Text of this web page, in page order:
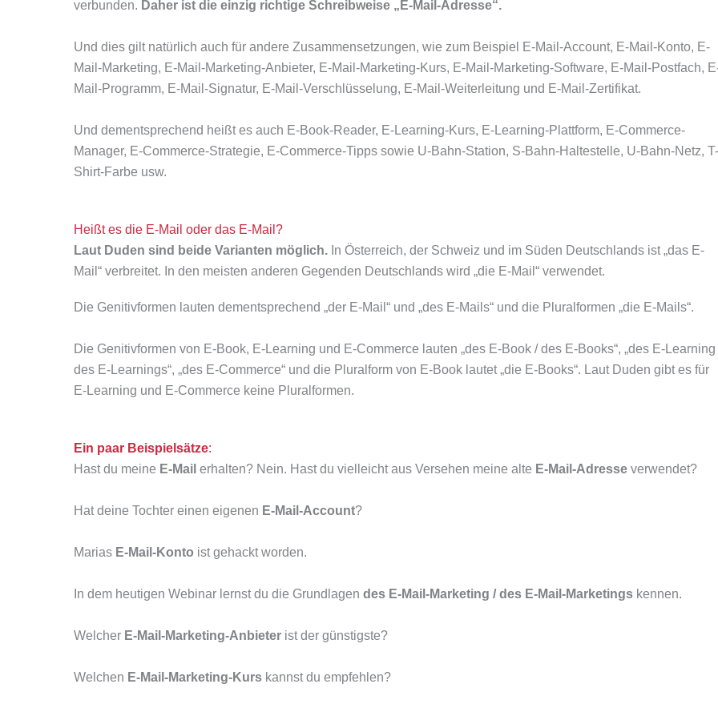
verbunden. Daher ist die einzig richtige Schreibweise „E-Mail-Adresse“.
Und dies gilt natürlich auch für andere Zusammensetzungen, wie zum Beispiel E-Mail-Account, E-Mail-Konto, E-
Mail-Marketing, E-Mail-Marketing-Anbieter, E-Mail-Marketing-Kurs, E-Mail-Marketing-Software, E-Mail-Postfach,
Mail-Programm, E-Mail-Signatur, E-Mail-Verschlüsselung, E-Mail-Weiterleitung und E-Mail-Zertifikat.
Und dementsprechend heißt es auch E-Book-Reader, E-Learning-Kurs, E-Learning-Plattform, E-Commerce-
Manager, E-Commerce-Strategie, E-Commerce-Tipps sowie U-Bahn-Station, S-Bahn-Haltestelle, U-Bahn-Netz, T-
Shirt-Farbe usw.
Heißt es die E-Mail oder das E-Mail?
Laut Duden sind beide Varianten möglich. In Österreich, der Schweiz und im Süden Deutschlands ist „das E-
Mail“ verbreitet. In den meisten anderen Gegenden Deutschlands wird „die E-Mail“ verwendet.
Die Genitivformen lauten dementsprechend „der E-Mail“ und „des E-Mails“ und die Pluralformen „die E-Mails“.
Die Genitivformen von E-Book, E-Learning und E-Commerce lauten „des E-Book / des E-Books“, „des E-Learning
des E-Learnings“, „des E-Commerce“ und die Pluralform von E-Book lautet „die E-Books“. Laut Duden gibt es für
E-Learning und E-Commerce keine Pluralformen.
Ein paar Beispielsätze:
Hast du meine E-Mail erhalten? Nein. Hast du vielleicht aus Versehen meine alte E-Mail-Adresse verwendet?
Hat deine Tochter einen eigenen E-Mail-Account?
Marias E-Mail-Konto ist gehackt worden.
In dem heutigen Webinar lernst du die Grundlagen des E-Mail-Marketing / des E-Mail-Marketings kennen.
Welcher E-Mail-Marketing-Anbieter ist der günstigste?
Welchen E-Mail-Marketing-Kurs kannst du empfehlen?